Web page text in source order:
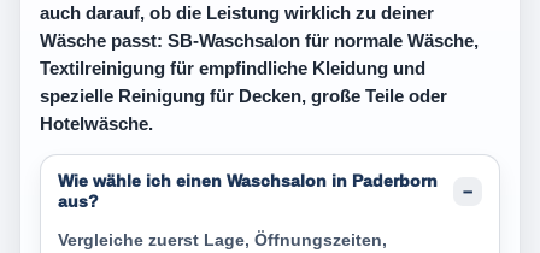
auch darauf, ob die Leistung wirklich zu deiner
Wäsche passt: SB-Waschsalon für normale Wäsche,
Textilreinigung für empfindliche Kleidung und
spezielle Reinigung für Decken, große Teile oder
Hotelwäsche.
Wie wähle ich einen Waschsalon in Paderborn
aus?
Vergleiche zuerst Lage, Öffnungszeiten,